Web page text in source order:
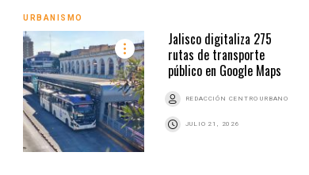
URBANISMO
Jalisco digitaliza 275
rutas de transporte
público en Google Maps
REDACCIÓN CENTRO URBANO
JULIO 21, 2026